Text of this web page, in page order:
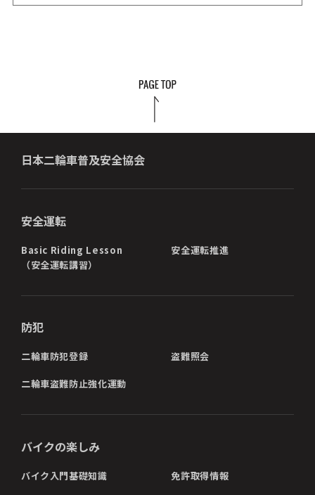
日本二輪車普及安全協会
安全運転
Basic Riding Lesson
（安全運転講習）
安全運転推進
防犯
二輪車防犯登録 盗難照会
二輪車盗難防止強化運動
バイクの楽しみ
バイク入門基礎知識 免許取得情報